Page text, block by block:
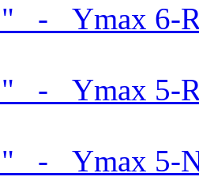
- Ymax 6-
- Ymax 5-
- Ymax 5-